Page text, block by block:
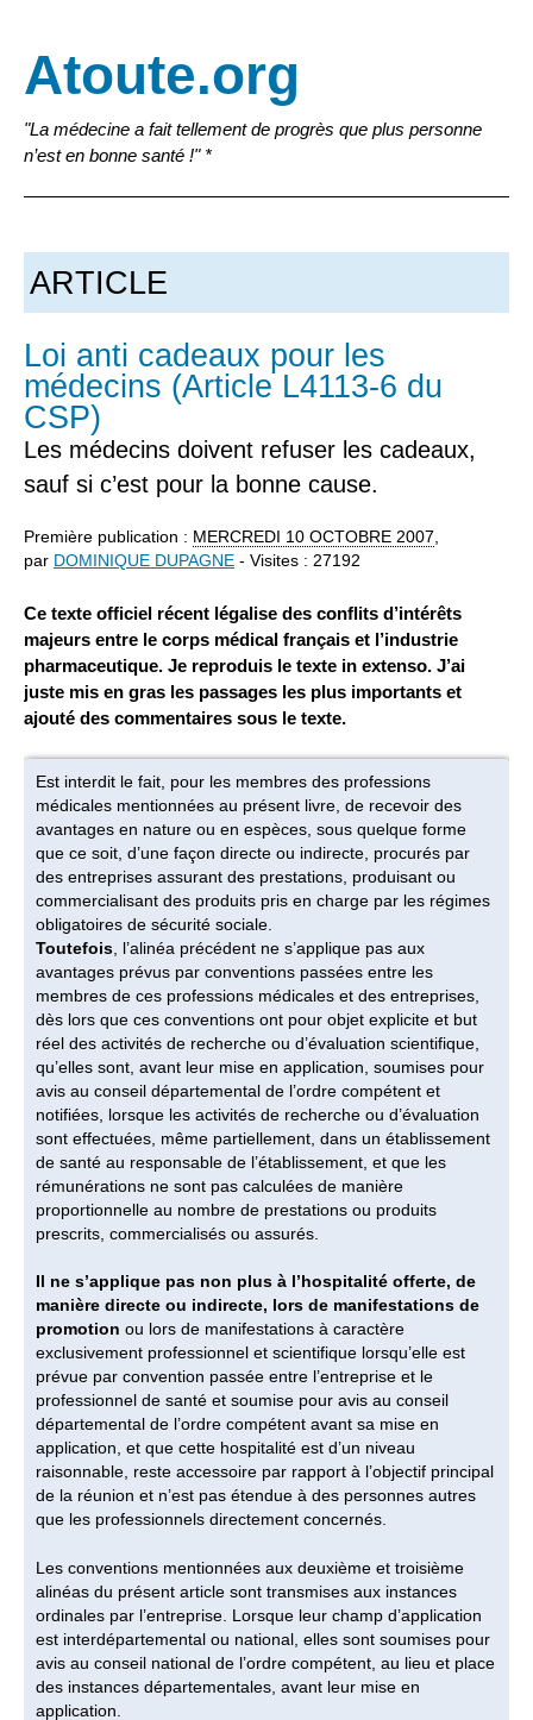
Atoute.org
"La médecine a fait tellement de progrès que plus personne
n’est en bonne santé !" *
ARTICLE
Loi anti cadeaux pour les
médecins (Article L4113-6 du
CSP)
Les médecins doivent refuser les cadeaux,
sauf si c’est pour la bonne cause.
Première publication : MERCREDI 10 OCTOBRE 2007,
par DOMINIQUE DUPAGNE - Visites : 27192
Ce texte officiel récent légalise des conflits d’intérêts
majeurs entre le corps médical français et l’industrie
pharmaceutique. Je reproduis le texte in extenso. J’ai
juste mis en gras les passages les plus importants et
ajouté des commentaires sous le texte.
Est interdit le fait, pour les membres des professions
médicales mentionnées au présent livre, de recevoir des
avantages en nature ou en espèces, sous quelque forme
que ce soit, d’une façon directe ou indirecte, procurés par
des entreprises assurant des prestations, produisant ou
commercialisant des produits pris en charge par les régimes
obligatoires de sécurité sociale.
Toutefois , l’alinéa précédent ne s’applique pas aux
avantages prévus par conventions passées entre les
membres de ces professions médicales et des entreprises,
dès lors que ces conventions ont pour objet explicite et but
réel des activités de recherche ou d’évaluation scientifique,
qu’elles sont, avant leur mise en application, soumises pour
avis au conseil départemental de l’ordre compétent et
notifiées, lorsque les activités de recherche ou d’évaluation
sont effectuées, même partiellement, dans un établissement
de santé au responsable de l’établissement, et que les
rémunérations ne sont pas calculées de manière
proportionnelle au nombre de prestations ou produits
prescrits, commercialisés ou assurés.
Il ne s’applique pas non plus à l’hospitalité offerte, de
manière directe ou indirecte, lors de manifestations de
promotion ou lors de manifestations à caractère
exclusivement professionnel et scientifique lorsqu’elle est
prévue par convention passée entre l’entreprise et le
professionnel de santé et soumise pour avis au conseil
départemental de l’ordre compétent avant sa mise en
application, et que cette hospitalité est d’un niveau
raisonnable, reste accessoire par rapport à l’objectif principal
de la réunion et n’est pas étendue à des personnes autres
que les professionnels directement concernés.
Les conventions mentionnées aux deuxième et troisième
alinéas du présent article sont transmises aux instances
ordinales par l’entreprise. Lorsque leur champ d’application
est interdépartemental ou national, elles sont soumises pour
avis au conseil national de l’ordre compétent, au lieu et place
des instances départementales, avant leur mise en
application.